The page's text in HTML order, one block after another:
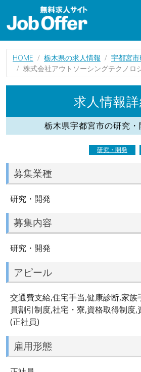
HOME 栃木県の求人情報
宇都宮
株式会社アウトソーシングテクノロ
求人情報
栃木県宇都宮市の研究・
研究・開発
募集業種
研究・開発
募集内容
研究・開発
アピール
交通費支給,住宅手当,健康診断,家族
員割引制度,社宅・寮,資格取得制度
(正社員)
雇用形態